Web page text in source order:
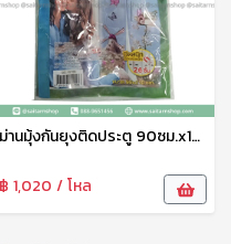
ม่านมุ้งกันยุงติดประตู 90ซม.x120ซม. DS-15158 TL
฿ 1,020 / โหล